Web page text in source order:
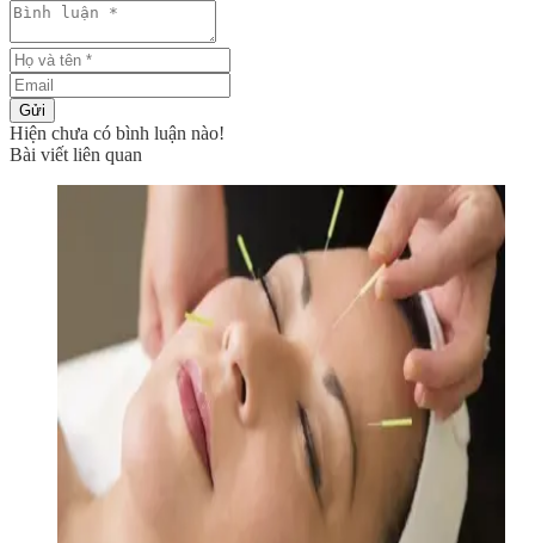
Gửi
Hiện chưa có bình luận nào!
Bài viết liên quan